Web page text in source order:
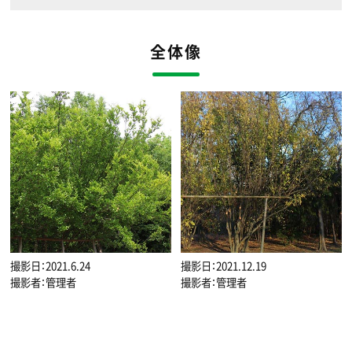
全体像
撮影日：2021.6.24
撮影者：管理者
撮影日：2021.12.19
撮影者：管理者